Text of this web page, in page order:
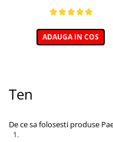
ADAUGA IN COS
Ten
De ce sa folosesti produse